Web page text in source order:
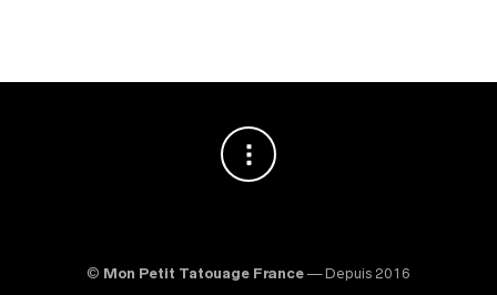
© Mon Petit Tatouage France — Depuis 2016